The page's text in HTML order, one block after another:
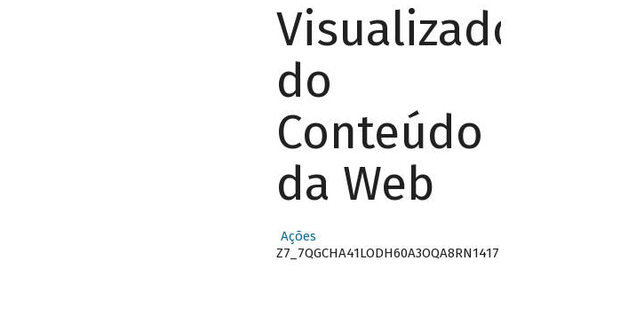
Visualizador
do
Conteúdo
da Web
Ações
Z7_7QGCHA41LODH60A3OQA8RN1417